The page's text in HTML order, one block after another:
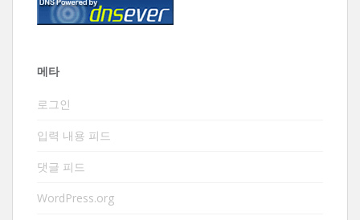
메타
로그인
입력 내용 피드
댓글 피드
WordPress.org